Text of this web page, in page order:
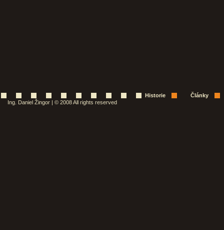
Historie
Články
Ing. Daniel Žingor | © 2008 All rights reserved